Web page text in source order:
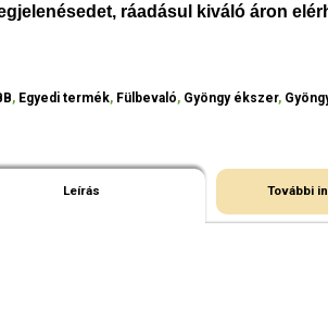
ráadásul kiváló áron
, Egyedi termék, Fülbevaló, Gyöngy ékszer,
Leírás További